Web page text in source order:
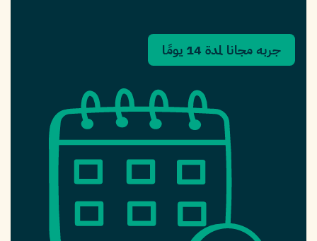
جربه مجانا لمدة 14 يومًا